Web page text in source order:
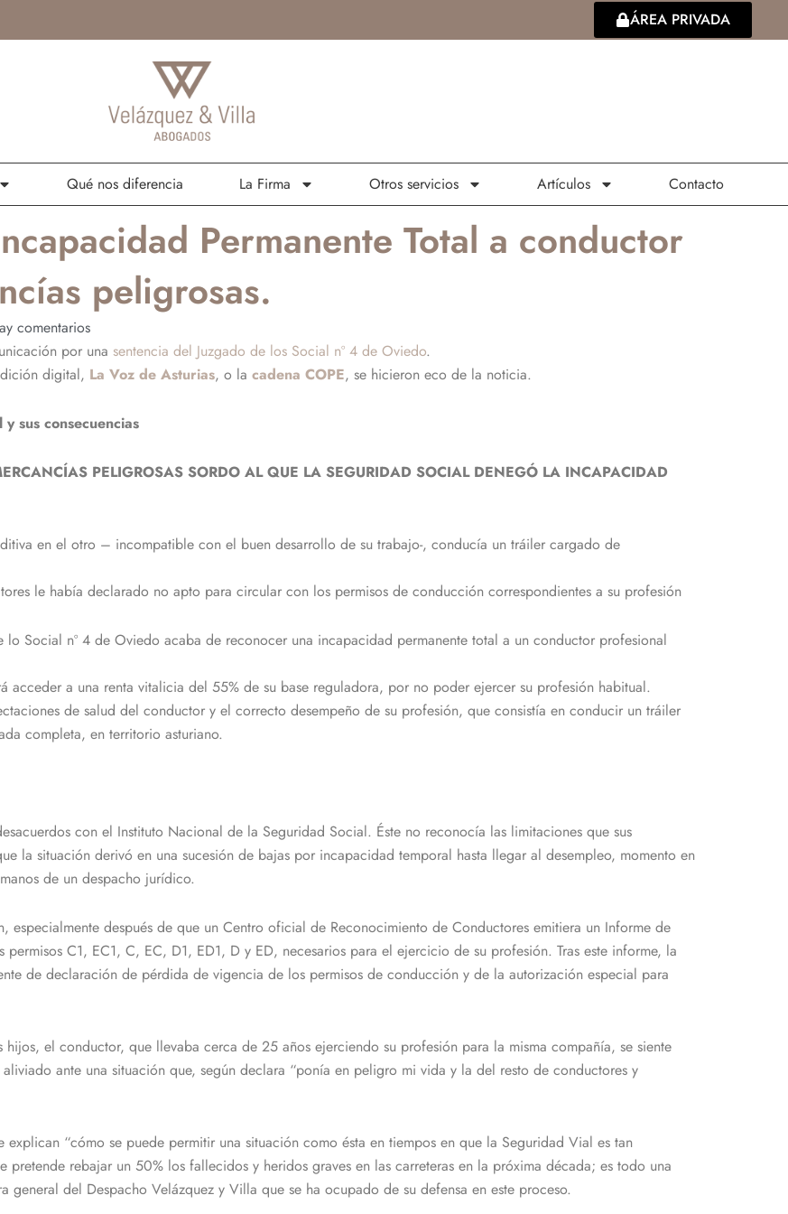
ÁREA PRIVADA
Qué nos diferencia La Firma Otros servicios Artículos Contacto
Permanente Total a conductor
peligrosas.
comentarios
por una sentencia del Juzgado de los Social nº 4 de Oviedo.
digital, La Voz de Asturias, o la cadena COPE, se hicieron eco de la noticia.
sus consecuencias
PELIGROSAS SORDO AL QUE LA SEGURIDAD SOCIAL DENEGÓ LA INCAPACIDAD
en el otro – incompatible con el buen desarrollo de su trabajo-, conducía un tráiler cargado de
le había declarado no apto para circular con los permisos de conducción correspondientes a su profesión
lo Social nº 4 de Oviedo acaba de reconocer una incapacidad permanente total a un conductor profesional
a una renta vitalicia del 55% de su base reguladora, por no poder ejercer su profesión habitual.
de salud del conductor y el correcto desempeño de su profesión, que consistía en conducir un tráiler
completa, en territorio asturiano.
con el Instituto Nacional de la Seguridad Social. Éste no reconocía las limitaciones que sus
la situación derivó en una sucesión de bajas por incapacidad temporal hasta llegar al desempleo, momento en
de un despacho jurídico.
después de que un Centro oficial de Reconocimiento de Conductores emitiera un Informe de
C1, EC1, C, EC, D1, ED1, D y ED, necesarios para el ejercicio de su profesión. Tras este informe, la
de declaración de pérdida de vigencia de los permisos de conducción y de la autorización especial para
el conductor, que llevaba cerca de 25 años ejerciendo su profesión para la misma compañía, se siente
ante una situación que, según declara “ponía en peligro mi vida y la del resto de conductores y
explican “cómo se puede permitir una situación como ésta en tiempos en que la Seguridad Vial es tan
rebajar un 50% los fallecidos y heridos graves en las carreteras en la próxima década; es todo una
del Despacho Velázquez y Villa que se ha ocupado de su defensa en este proceso.